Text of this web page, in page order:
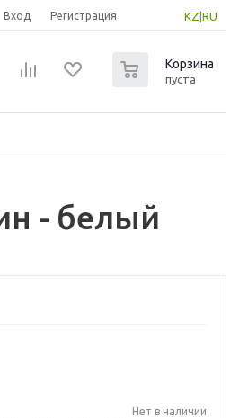
KZ RU
Вход Регистрация
Корзина
пуста
- белый
Нет в наличии